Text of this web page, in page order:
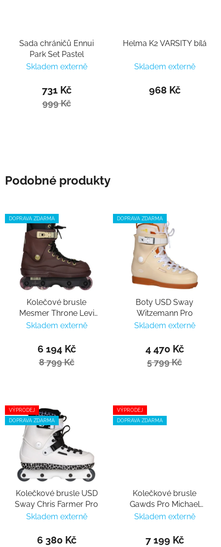
Sada chráničů Ennui
Park Set Pastel
Skladem externě
731 Kč
999 Kč
Helma K2 VARSITY bílá
Skladem externě
968 Kč
Podobné produkty
DOPRAVA ZDARMA
Kolečové brusle
Mesmer Throne Levi
van Rijn Pro
Skladem externě
6 194 Kč
8 799 Kč
DOPRAVA ZDARMA
Boty USD Sway
Witzemann Pro
Skladem externě
4 470 Kč
5 799 Kč
VÝPRODEJ
DOPRAVA ZDARMA
Kolečkové brusle USD
Sway Chris Farmer Pro
Skladem externě
6 380 Kč
VÝPRODEJ
DOPRAVA ZDARMA
Kolečkové brusle
Gawds Pro Michael
Prado II
Skladem externě
7 199 Kč